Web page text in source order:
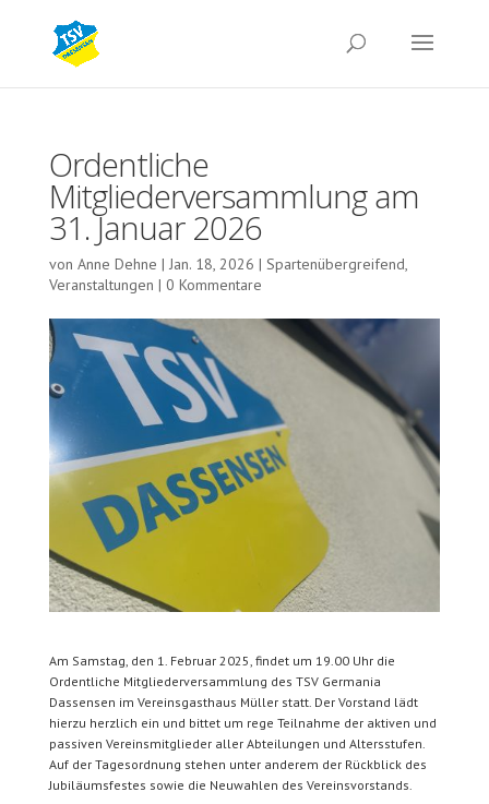
Ordentliche
Mitgliederversammlung am
31. Januar 2026
von Anne Dehne | Jan. 18, 2026 | Spartenübergreifend,
Veranstaltungen | 0 Kommentare
Am Samstag, den 1. Februar 2025, findet um 19.00 Uhr die
Ordentliche Mitgliederversammlung des TSV Germania
Dassensen im Vereinsgasthaus Müller statt. Der Vorstand lädt
hierzu herzlich ein und bittet um rege Teilnahme der aktiven und
passiven Vereinsmitglieder aller Abteilungen und Altersstufen.
Auf der Tagesordnung stehen unter anderem der Rückblick des
Jubiläumsfestes sowie die Neuwahlen des Vereinsvorstands.